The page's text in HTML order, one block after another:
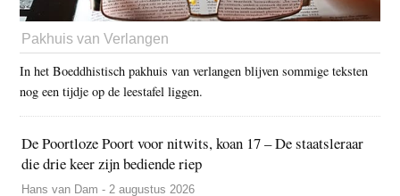
Pakhuis van Verlangen
In het Boeddhistisch pakhuis van verlangen blijven sommige teksten
nog een tijdje op de leestafel liggen.
De Poortloze Poort voor nitwits, koan 17 – De staatsleraar
die drie keer zijn bediende riep
Hans van Dam - 2 augustus 2026